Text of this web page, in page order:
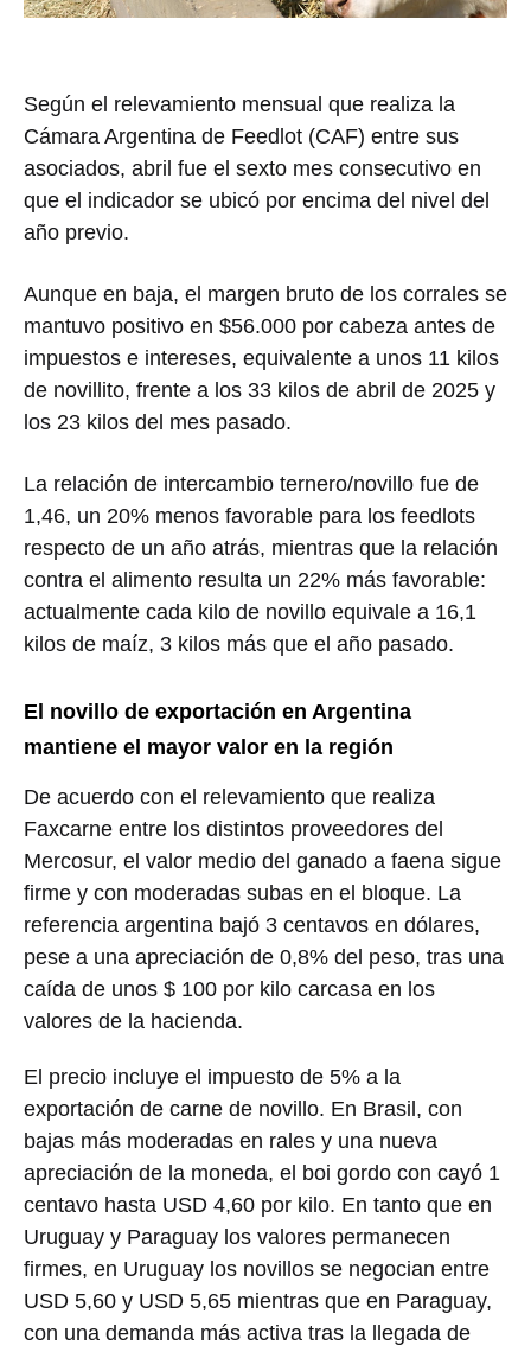
Según el relevamiento mensual que realiza la
Cámara Argentina de Feedlot (CAF) entre sus
asociados, abril fue el sexto mes consecutivo en
que el indicador se ubicó por encima del nivel del
año previo.
Aunque en baja, el margen bruto de los corrales se
mantuvo positivo en $56.000 por cabeza antes de
impuestos e intereses, equivalente a unos 11 kilos
de novillito, frente a los 33 kilos de abril de 2025 y
los 23 kilos del mes pasado.
La relación de intercambio ternero/novillo fue de
1,46, un 20% menos favorable para los feedlots
respecto de un año atrás, mientras que la relación
contra el alimento resulta un 22% más favorable:
actualmente cada kilo de novillo equivale a 16,1
kilos de maíz, 3 kilos más que el año pasado.
El novillo de exportación en Argentina
mantiene el mayor valor en la región
De acuerdo con el relevamiento que realiza
Faxcarne entre los distintos proveedores del
Mercosur, el valor medio del ganado a faena sigue
firme y con moderadas subas en el bloque. La
referencia argentina bajó 3 centavos en dólares,
pese a una apreciación de 0,8% del peso, tras una
caída de unos $ 100 por kilo carcasa en los
valores de la hacienda.
El precio incluye el impuesto de 5% a la
exportación de carne de novillo. En Brasil, con
bajas más moderadas en rales y una nueva
apreciación de la moneda, el boi gordo con cayó 1
centavo hasta USD 4,60 por kilo. En tanto que en
Uruguay y Paraguay los valores permanecen
firmes, en Uruguay los novillos se negocian entre
USD 5,60 y USD 5,65 mientras que en Paraguay,
con una demanda más activa tras la llegada de